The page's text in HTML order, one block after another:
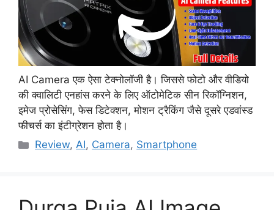
AI Camera एक ऐसा टेक्नोलॉजी है। जिससे फोटो और वीडियो
की क्वालिटी एनहांस करने के लिए ऑटोमेटिक सीन रिकॉग्निशन,
इमेज प्रोसेसिंग, फेस डिटेक्शन, मोशन ट्रैकिंग जैसे दूसरे एडवांस्ड
फीचर्स का इंटीग्रेशन होता है।
Categories
Review,AI, Camera, Smartphone